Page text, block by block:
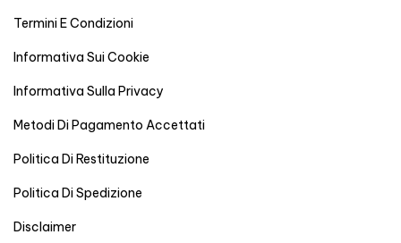
Termini E Condizioni
Informativa Sui Cookie
Informativa Sulla Privacy
Metodi Di Pagamento Accettati
Politica Di Restituzione
Politica Di Spedizione
Disclaimer